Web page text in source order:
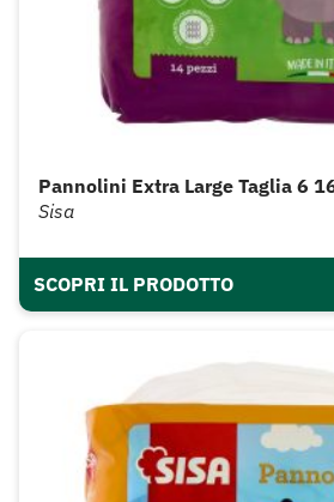
Pannolini Extra Large Taglia 6
Sisa
SCOPRI IL PRODOTTO